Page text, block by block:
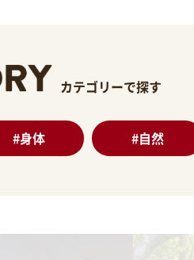
カテゴリーで探す
#身体 #自然